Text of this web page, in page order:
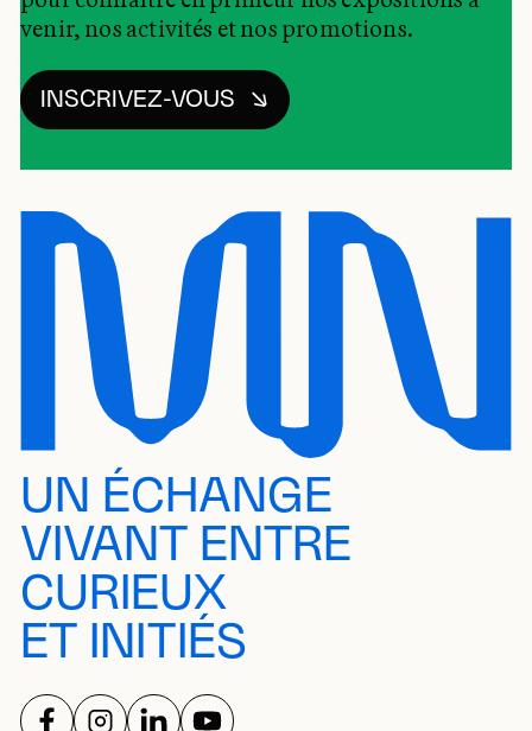
venir, nos activités et nos promotions.
INSCRIVEZ-VOUS
UN ÉCHANGE
VIVANT ENTRE
CURIEUX
ET INITIÉS
SUIVEZ-NOUS SUR
SUIVEZ-NOUS SUR
SUIVEZ-NOUS SUR
SUIVEZ-NOUS SUR